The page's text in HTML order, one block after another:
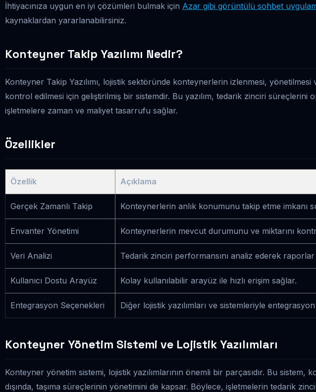
İhtiyacınıza uygun en iyi çözümleri bulmak için Azar gibi görüntülü sohbet
kaynaklardan yararlanabilirsiniz.
Konteyner Takip Yazılımı Nedir?
Konteyner Takip Yazılımı, lojistik sektöründe konteynerlerin izlenmesi, yönetilmesi
kontrol edilmesi için geliştirilmiş bir sistemdir. Bu yazılım, tedarik zinciri süreçlerini
işletmelere zaman ve maliyet tasarrufu sağlar.
Özellikler
Özellik Açıklama
Gerçek Zamanlı Takip Konteynerlerin anlık konumunu takip etme imkanı
Envanter Yönetimi Konteynerlerin mevcut durumunu ve miktarını
Veri Analizi Tedarik zinciri performansını analiz ederek
Kullanıcı Dostu Arayüz Kolay kullanılabilir arayüz ile hızlı erişim sağlar.
Entegrasyon Seçenekleri Diğer lojistik yazılımları ve sistemleriyle
Konteyner Yönetim Sistemi ve Lojistik Yazılımları
Konteyner yönetim sistemi, lojistik yazılımlarının önemli bir parçasıdır. Bu sistem,
dışında, taşıma süreçlerinin yönetimini de kapsar. Böylece, işletmelerin tedarik